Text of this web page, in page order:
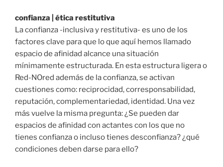
confianza | ética restitutiva
La confianza -inclusiva y restitutiva- es uno de los
factores clave para que lo que aquí hemos llamado
espacio de afinidad alcance una situación
mínimamente estructurada. En esta estructura ligera o
Red-NOred además de la confianza, se activan
cuestiones como: reciprocidad, corresponsabilidad,
reputación, complementariedad, identidad. Una vez
más vuelve la misma pregunta: ¿Se pueden dar
espacios de afinidad con actantes con los que no
tienes confianza o incluso tienes desconfianza? ¿qué
condiciones deben darse para ello?